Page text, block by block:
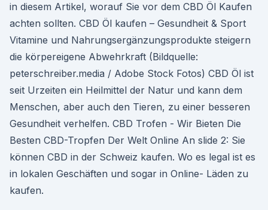
in diesem Artikel, worauf Sie vor dem CBD Öl Kaufen
achten sollten. CBD Öl kaufen – Gesundheit & Sport
Vitamine und Nahrungsergänzungsprodukte steigern
die körpereigene Abwehrkraft (Bildquelle:
peterschreiber.media / Adobe Stock Fotos) CBD Öl ist
seit Urzeiten ein Heilmittel der Natur und kann dem
Menschen, aber auch den Tieren, zu einer besseren
Gesundheit verhelfen. CBD Trofen - Wir Bieten Die
Besten CBD-Tropfen Der Welt Online An slide 2: Sie
können CBD in der Schweiz kaufen. Wo es legal ist es
in lokalen Geschäften und sogar in Online- Läden zu
kaufen.